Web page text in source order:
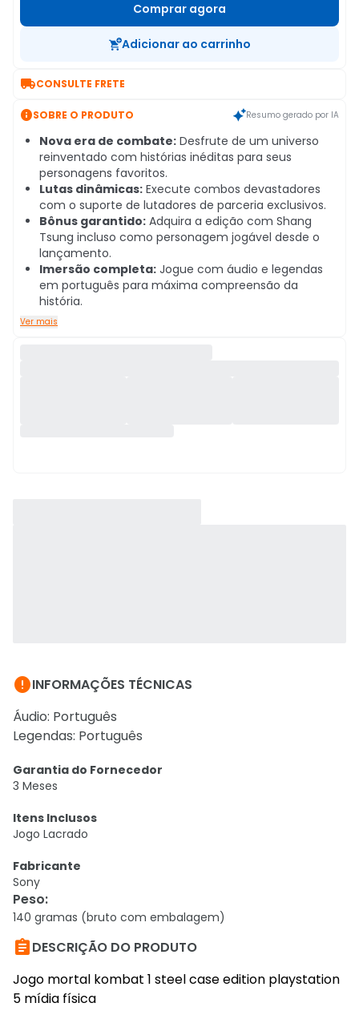
Comprar agora
Adicionar ao carrinho
CONSULTE FRETE
SOBRE O PRODUTO Resumo gerado por IA
Nova era de combate: Desfrute de um universo
reinventado com histórias inéditas para seus
personagens favoritos.
Lutas dinâmicas: Execute combos devastadores
com o suporte de lutadores de parceria exclusivos.
Bônus garantido: Adquira a edição com Shang
Tsung incluso como personagem jogável desde o
lançamento.
Imersão completa: Jogue com áudio e legendas
em português para máxima compreensão da
história.
Ver mais
INFORMAÇÕES TÉCNICAS
Áudio: Português
Legendas: Português
Garantia do Fornecedor
3 Meses
Itens Inclusos
Jogo Lacrado
Fabricante
Sony
Peso:
140 gramas (bruto com embalagem)
DESCRIÇÃO DO PRODUTO
Jogo mortal kombat 1 steel case edition playstation
5 mídia física